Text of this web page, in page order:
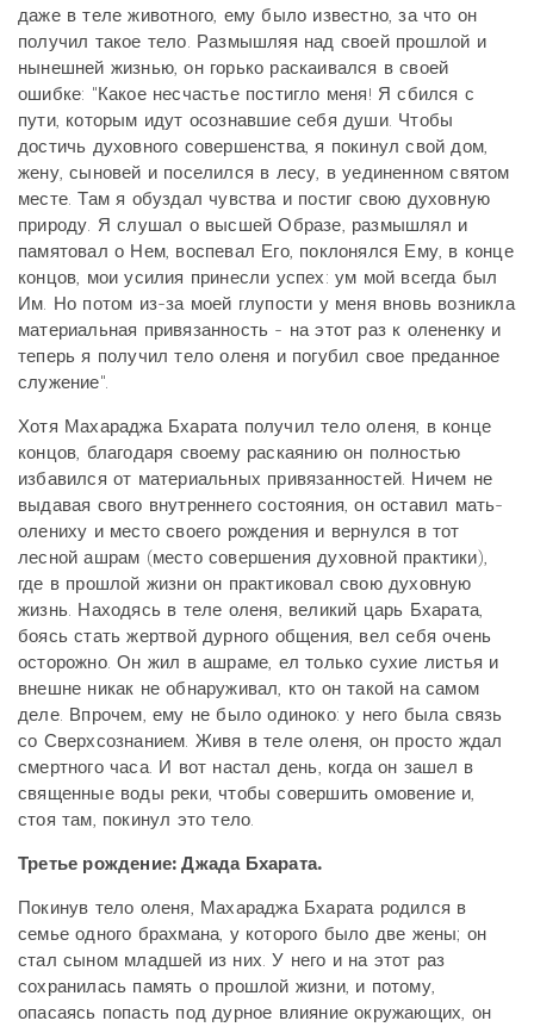
даже в теле животного, ему было известно, за что он
получил такое тело. Размышляя над своей прошлой и
нынешней жизнью, он горько раскаивался в своей
ошибке: "Какое несчастье постигло меня! Я сбился с
пути, которым идут осознавшие себя души. Чтобы
достичь духовного совершенства, я покинул свой дом,
жену, сыновей и поселился в лесу, в уединенном святом
месте. Там я обуздал чувства и постиг свою духовную
природу. Я слушал о высшей Образе, размышлял и
памятовал о Нем, воспевал Его, поклонялся Ему, в конце
концов, мои усилия принесли успех: ум мой всегда был
Им. Но потом из-за моей глупости у меня вновь возникла
материальная привязанность - на этот раз к олененку и
теперь я получил тело оленя и погубил свое преданное
служение".
Хотя Махараджа Бхарата получил тело оленя, в конце
концов, благодаря своему раскаянию он полностью
избавился от материальных привязанностей. Ничем не
выдавая свого внутреннего состояния, он оставил мать-
олениху и место своего рождения и вернулся в тот
лесной ашрам (место совершения духовной практики),
где в прошлой жизни он практиковал свою духовную
жизнь. Находясь в теле оленя, великий царь Бхарата,
боясь стать жертвой дурного общения, вел себя очень
осторожно. Он жил в ашраме, ел только сухие листья и
внешне никак не обнаруживал, кто он такой на самом
деле. Впрочем, ему не было одиноко: у него была связь
со Сверхсознанием. Живя в теле оленя, он просто ждал
смертного часа. И вот настал день, когда он зашел в
священные воды реки, чтобы совершить омовение и,
стоя там, покинул это тело.
Третье рождение: Джада Бхарата.
Покинув тело оленя, Махараджа Бхарата родился в
семье одного брахмана, у которого было две жены; он
стал сыном младшей из них. У него и на этот раз
сохранилась память о прошлой жизни, и потому,
опасаясь попасть под дурное влияние окружающих, он